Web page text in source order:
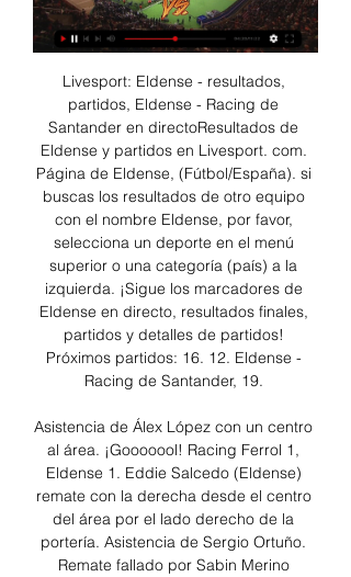
Livesport: Eldense - resultados,
partidos, Eldense - Racing de
Santander en directoResultados de
Eldense y partidos en Livesport. com.
Página de Eldense, (Fútbol/España). si
buscas los resultados de otro equipo
con el nombre Eldense, por favor,
selecciona un deporte en el menú
superior o una categoría (país) a la
izquierda. ¡Sigue los marcadores de
Eldense en directo, resultados finales,
partidos y detalles de partidos!
Próximos partidos: 16. 12. Eldense -
Racing de Santander, 19.
Asistencia de Álex López con un centro
al área. ¡Gooooool! Racing Ferrol 1,
Eldense 1. Eddie Salcedo (Eldense)
remate con la derecha desde el centro
del área por el lado derecho de la
portería. Asistencia de Sergio Ortuño.
Remate fallado por Sabin Merino